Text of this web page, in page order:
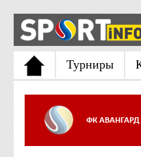
Турниры
ФК АВАНГАРД